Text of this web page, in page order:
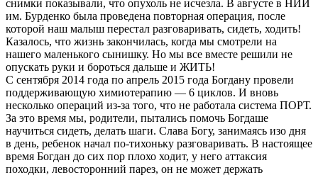
снимки показывали, что опухоль не исчезла. В августе в НИИ
им. Бурденко была проведена повторная операция, после
которой наш малыш перестал разговаривать, сидеть, ходить!
Казалось, что жизнь закончилась, когда мы смотрели на
нашего маленького сынишку. Но мы все вместе решили не
опускать руки и бороться дальше и ЖИТЬ!
С сентября 2014 года по апрель 2015 года Богдану провели
поддерживающую химиотерапию — 6 циклов. И вновь
несколько операций из-за того, что не работала система ПОРТ.
За это время мы, родители, пытались помочь Богдаше
научиться сидеть, делать шаги. Слава Богу, занимаясь изо дня
в день, ребенок начал по-тихоньку разговаривать. В настоящее
время Богдан до сих пор плохо ходит, у него аттаксия
походки, левосторонний парез, он не может держать